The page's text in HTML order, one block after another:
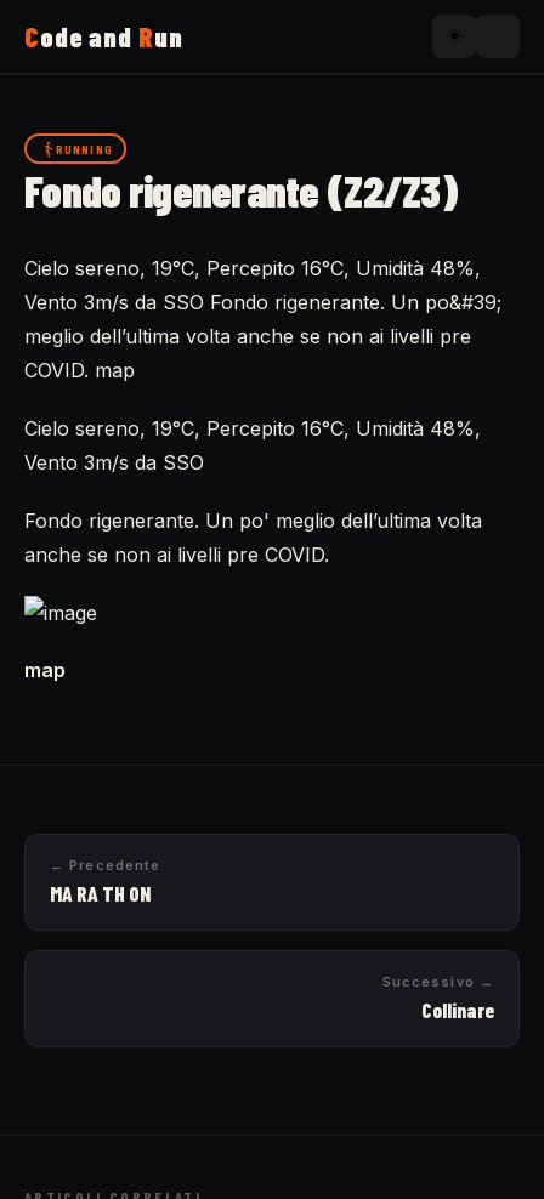
Code and Run ☀️
Running
Uses
Now
About
RUNNING
Fondo rigenerante (Z2/Z3)
Cielo sereno, 19°C, Percepito 16°C, Umidità 48%,
Vento 3m/s da SSO Fondo rigenerante. Un po&#39;
meglio dell’ultima volta anche se non ai livelli pre
COVID. map
Cielo sereno, 19°C, Percepito 16°C, Umidità 48%,
Vento 3m/s da SSO
Fondo rigenerante. Un po' meglio dell’ultima volta
anche se non ai livelli pre COVID.
map
← Precedente
MA RA TH ON
Successivo →
Collinare